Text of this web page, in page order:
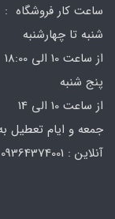
ساعت کار فروشگاه :
شنبه تا چهارشنبه
از ساعت 10 الی 18:00
پنج شنبه
از ساعت 10 الی 14
جمعه و ایام تعطیل